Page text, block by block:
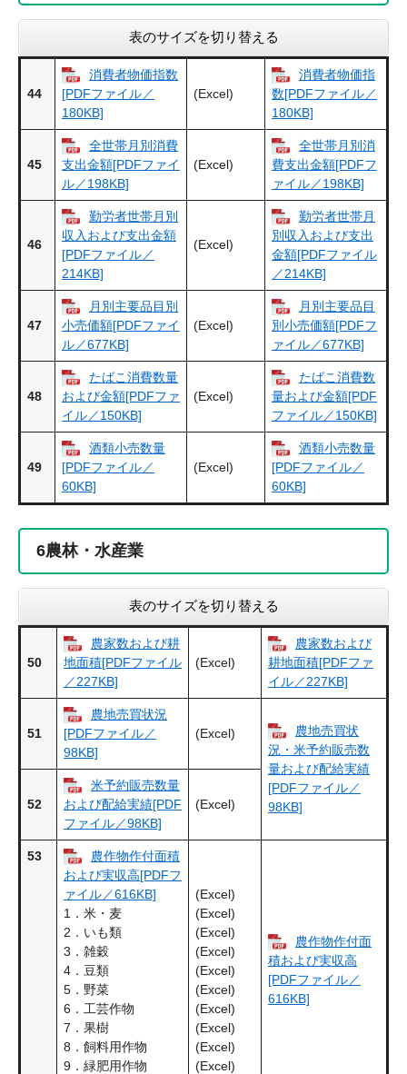
表のサイズを切り替える
44
消費者物価指数
[PDFファイル／
180KB]
(Excel)
消費者物価指
数[PDFファイル／
180KB]
45
全世帯月別消費
支出金額[PDFファイ
ル／198KB]
(Excel)
全世帯月別消
費支出金額[PDFフ
ァイル／198KB]
46
勤労者世帯月別
収入および支出金額
[PDFファイル／
214KB]
(Excel)
勤労者世帯月
別収入および支出
金額[PDFファイル
／214KB]
47
月別主要品目別
小売価額[PDFファイ
ル／677KB]
(Excel)
月別主要品目
別小売価額[PDFフ
ァイル／677KB]
48
たばこ消費数量
および金額[PDFファ
イル／150KB]
(Excel)
たばこ消費数
量および金額[PDF
ファイル／150KB]
49
酒類小売数量
[PDFファイル／
60KB]
(Excel)
酒類小売数量
[PDFファイル／
60KB]
6農林・水産業
表のサイズを切り替える
50
農家数および耕
地面積[PDFファイル
／227KB]
(Excel)
農家数および
耕地面積[PDFファ
イル／227KB]
51
農地売買状況
[PDFファイル／
98KB]
(Excel)
農地売買状
況・米予約販売数
量および配給実績
[PDFファイル／
98KB]
52
米予約販売数量
および配給実績[PDF
ファイル／98KB]
(Excel)
53
農作物作付面積
および実収高[PDFフ
ァイル／616KB]
1．米・麦
2．いも類
3．雑穀
4．豆類
5．野菜
6．工芸作物
7．果樹
8．飼料用作物
9．緑肥用作物
(Excel)
(Excel)
(Excel)
(Excel)
(Excel)
(Excel)
(Excel)
(Excel)
(Excel)
(Excel)
農作物作付面
積および実収高
[PDFファイル／
616KB]